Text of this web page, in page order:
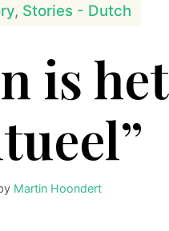
, Stories - Dutch
is het
Martin Hoondert